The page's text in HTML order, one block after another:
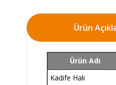
Ürün
Ürün Adı
Kadife Halı